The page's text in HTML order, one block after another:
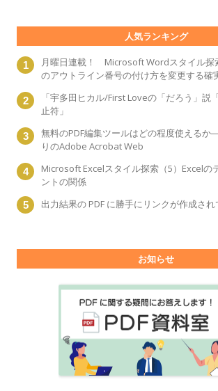
人気ランキング
月曜日連載！ Microsoft Wordスタイル探
のアウトライン番号の付け方を変更する確
「宇多田ヒカル/First Loveの「だろう」説
止符」
無料のPDF編集ツールはどの程度使える
りのAdobe Acrobat Web
Microsoft Excelスタイル探索（5）Excelの
ントの関係
出力結果の PDF に勝手にリンクが作成さ
お知らせ